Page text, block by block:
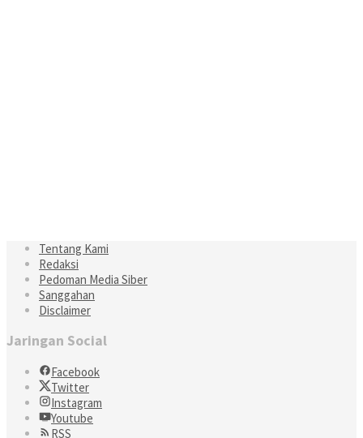
Tentang Kami
Redaksi
Pedoman Media Siber
Sanggahan
Disclaimer
Jaringan Social
Facebook
Twitter
Instagram
Youtube
RSS